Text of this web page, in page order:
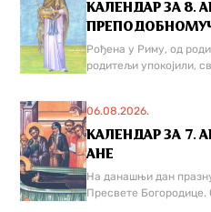
КАЛЕНДАР ЗА 8.
Рођена у Риму, од
родитељи упокојили,
06.08.2026.
КАЛЕНДАР ЗА 7.
АНЕ
На данашњи дан
Пресвете Богородице.